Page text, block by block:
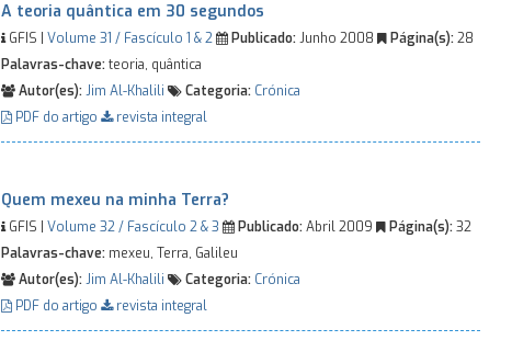
A teoria quântica em 30 segundos
GFIS | Volume 31 / Fascículo 1 & 2 Publicado:Junho 2008 Página(s):28
Palavras-chave:teoria, quântica
Autor(es): Jim Al-Khalili Categoria: Crónica
PDF do artigo
revista integral
Quem mexeu na minha Terra?
GFIS | Volume 32 / Fascículo 2 & 3 Publicado:Abril 2009 Página(s):32
Palavras-chave:mexeu, Terra, Galileu
Autor(es): Jim Al-Khalili Categoria: Crónica
PDF do artigo
revista integral